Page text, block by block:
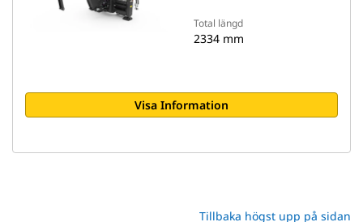
Total längd
2334 mm
Visa Information
Tillbaka högst upp på sidan